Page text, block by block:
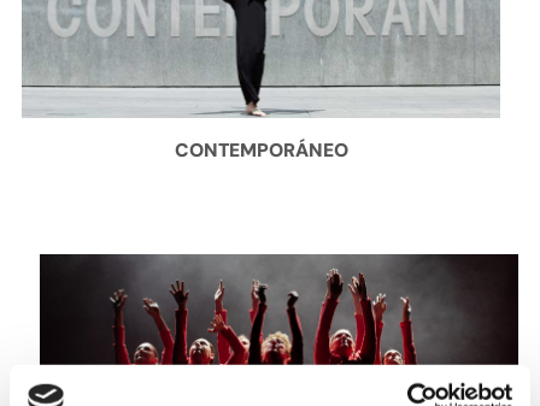
CONTEMPORÁNEO